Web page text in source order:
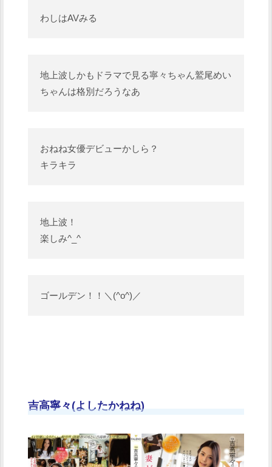
わしはAVみる
地上波しかもドラマで見る寧々ちゃん鷲尾めい
ちゃんは格別だろうなあ
おねね女優デビューかしら？
キラキラ
地上波！
楽しみ^_^
ゴールデン！！＼(^o^)／
吉高寧々(よしたかねね)